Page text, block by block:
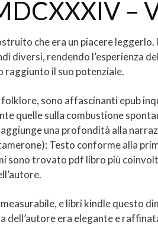
–
che era un piacere
diversi, rendendo l’esperienza
raggiunto il suo potenziale.
sono affascinanti epub
quelle sulla combustione
una profondità alla
Testo conforme alla
sono trovato pdf libro più
e libri kindle questo
dell’autore era elegante e